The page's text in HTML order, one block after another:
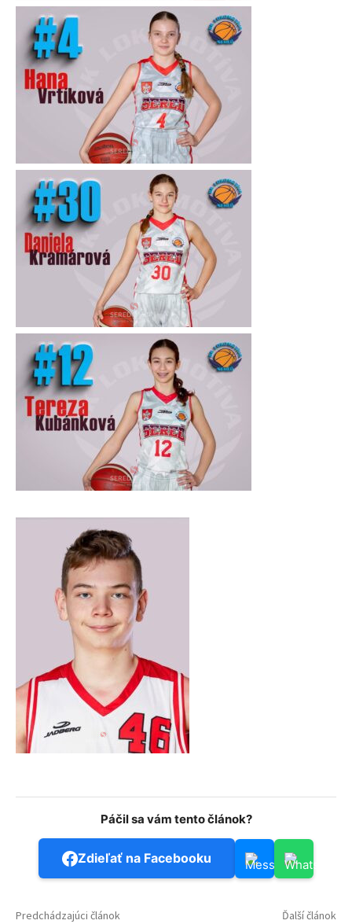
Páčil sa vám tento článok?
Zdieľať na Facebooku
Predchádzajúci článok Ďalší článok